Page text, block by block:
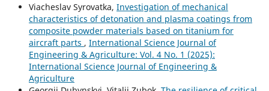
Viacheslav Syrovatka, Investigation of mechanical
characteristics of detonation and plasma coatings from
composite powder materials based on titanium for
aircraft parts , International Science Journal of
Engineering & Agriculture: Vol. 4 No. 1 (2025):
International Science Journal of Engineering &
Agriculture